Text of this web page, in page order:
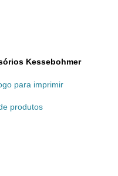
Kessebohmer
para imprimir
produtos